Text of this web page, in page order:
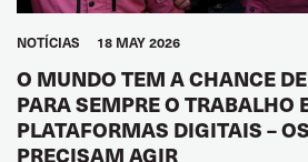
NOTÍCIAS 18 MAY 2026
O MUNDO TEM A CHANCE
PARA SEMPRE O TRABALHO
PLATAFORMAS DIGITAIS –
PRECISAM AGIR